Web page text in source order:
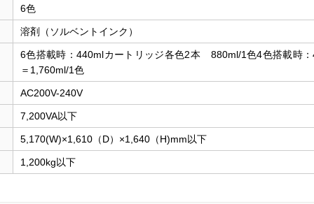
6色
溶剤（ソルベントインク）
6色搭載時：440mlカートリッジ各色2本 880ml/1色4色搭載時
＝1,760ml/1色
AC200V-240V
7,200VA以下
5,170(W)×1,610（D）×1,640（H)mm以下
1,200kg以下